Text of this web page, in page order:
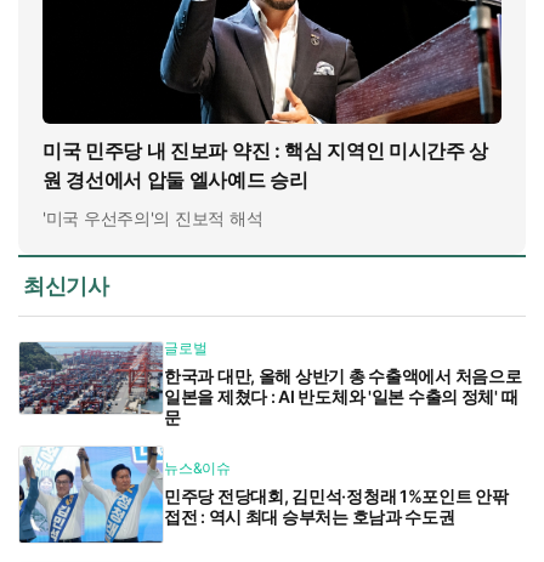
미국 민주당 내 진보파 약진 : 핵심 지역인 미시간주 상
원 경선에서 압둘 엘사예드 승리
'미국 우선주의'의 진보적 해석
최신기사
글로벌
한국과 대만, 올해 상반기 총 수출액에서 처음으로
일본을 제쳤다 : AI 반도체와 '일본 수출의 정체' 때
문
뉴스&이슈
민주당 전당대회, 김민석·정청래 1%포인트 안팎
접전 : 역시 최대 승부처는 호남과 수도권